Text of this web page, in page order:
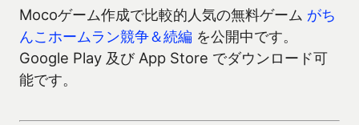
Mocoゲーム作成で比較的人気の無料ゲーム がち
んこホームラン競争＆続編 を公開中です。
Google Play 及び App Store でダウンロード可
能です。